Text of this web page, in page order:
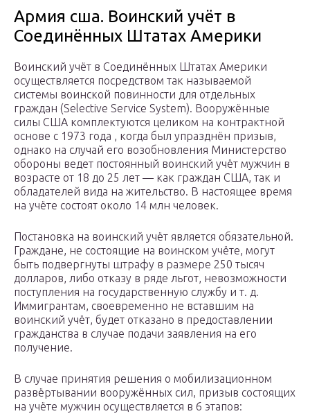
Армия сша. Воинский учёт в
Соединённых Штатах Америки
Воинский учёт в Соединённых Штатах Америки
осуществляется посредством так называемой
системы воинской повинности для отдельных
граждан (Selective Service System). Вооружённые
силы США комплектуются целиком на контрактной
основе с 1973 года , когда был упразднён призыв,
однако на случай его возобновления Министерство
обороны ведет постоянный воинский учёт мужчин в
возрасте от 18 до 25 лет — как граждан США, так и
обладателей вида на жительство. В настоящее время
на учёте состоят около 14 млн человек.
Постановка на воинский учёт является обязательной.
Граждане, не состоящие на воинском учёте, могут
быть подвергнуты штрафу в размере 250 тысяч
долларов, либо отказу в ряде льгот, невозможности
поступления на государственную службу и т. д.
Иммигрантам, своевременно не вставшим на
воинский учёт, будет отказано в предоставлении
гражданства в случае подачи заявления на его
получение.
В случае принятия решения о мобилизационном
развёртывании вооружённых сил, призыв состоящих
на учёте мужчин осуществляется в 6 этапов: